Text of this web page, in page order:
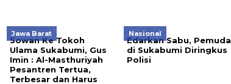
Jawa Barat
Sowan Ke Tokoh
Ulama Sukabumi, Gus
Imin : Al-Masthuriyah
Pesantren Tertua,
Terbesar dan Harus
Nasional
Edarkan Sabu, Pemuda
di Sukabumi Diringkus
Polisi